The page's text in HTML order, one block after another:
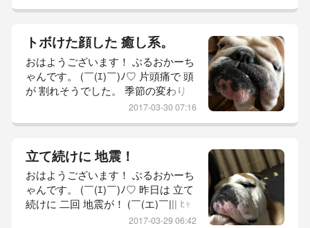
ヒドイ。 目を開けてられん！ 加え
て！ 朝の 坊っちゃんの お世話。 大
物さま リアルに 直掴み。 (´༎ຶོρ༎ຶོ`)
大物さま。 手に巻き付けた トイレ
ットペーパーより
トボけた顔した 癒し系。
おはようございます！ ぶるおかーち
ゃんです。 (￣(ｴ)￣)ﾉ♡ 片頭痛で 頭
が 割れそうでした。 季節の変わり
目。 どーも 体調が おかしくなりま
長年 使っていた コタツ。 ご臨終さ
れました。 坊っちゃんが コンセン
ト部分を 歪めてしまい 少し歪んで
いるものの とーちゃんが 真っ直ぐ
に。 かーちゃん 無理やり ね
2017-03-30 07:16
立て続けに 地震！
おはようございます！ ぶるおかーち
ゃんです。 (￣(ｴ)￣)ﾉ♡ 昨日は 立て
続けに 二回 地震が！ (￣(エ)￣||| ﾋｬ
ｧｱｱｱｱ 一度目は かーちゃん 風呂。
2017-03-29 06:42